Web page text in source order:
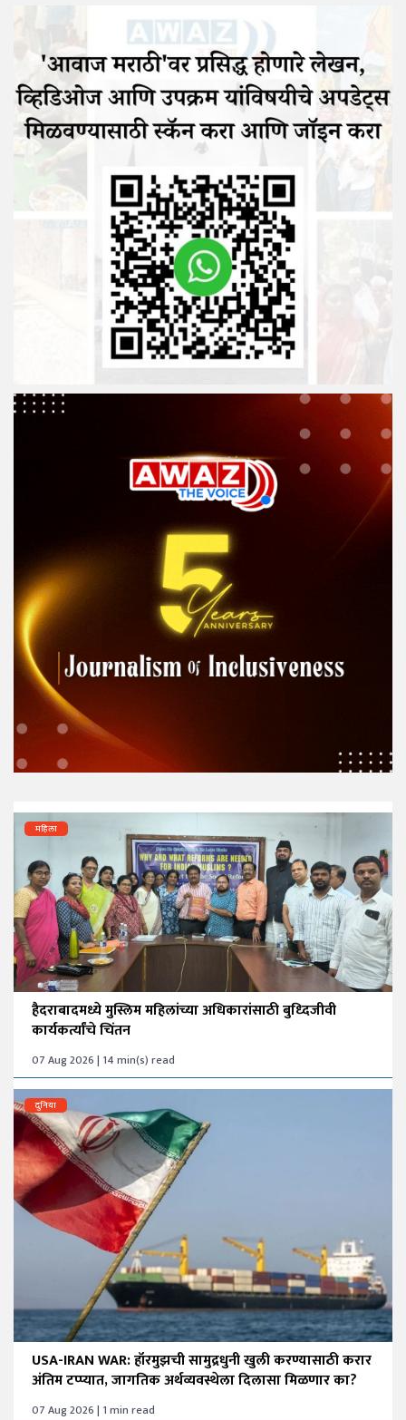
महिला
हैदराबादमध्ये मुस्लिम महिलांच्या अधिकारांसाठी बुध्दिजीवी
कार्यकर्त्यांचे चिंतन
07 Aug 2026 | 14 min(s) read
दुनिया
USA-IRAN WAR: हॉरमुझची सामुद्रधुनी खुली करण्यासाठी करार
अंतिम टप्प्यात, जागतिक अर्थव्यवस्थेला दिलासा मिळणार का?
07 Aug 2026 | 1 min read